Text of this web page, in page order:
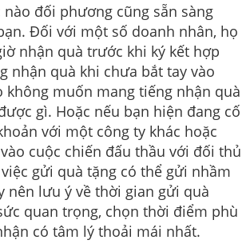
đối phương cũng sẵn sàng
Đối với một số doanh nhân, họ
nhận quà trước khi ký kết hợp
nhận quà khi chưa bắt tay vào
không muốn mang tiếng nhận quà
gì. Hoặc nếu bạn hiện đang cố
với một công ty khác hoặc
cuộc chiến đấu thầu với đối thủ
gửi quà tặng có thể gửi nhầm
nên lưu ý về thời gian gửi quà
quan trọng, chọn thời điểm phù
có tâm lý thoải mái nhất.